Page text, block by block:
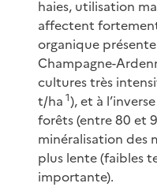
haies, utilisation
affectent
organique
Champagne-
cultures très
t/ha 1), et à
forêts (entre 80 et
minéralisation des
plus lente (faibles
importante).